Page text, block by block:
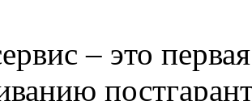
– это